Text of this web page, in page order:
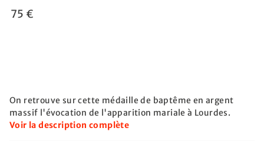
75 €
On retrouve sur cette médaille de baptême en argent
massif l'évocation de l'apparition mariale à Lourdes.
Voir la description complète